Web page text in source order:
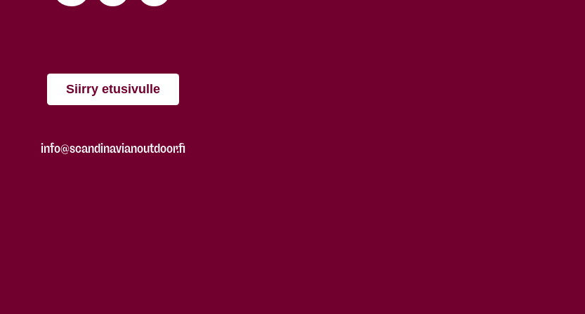
Siirry etusivulle
info@scandinavianoutdoor.fi